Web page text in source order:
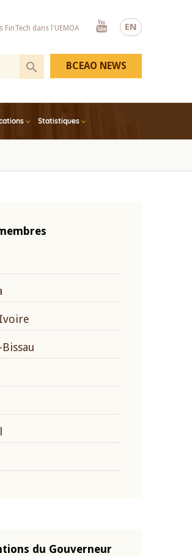
EN
FinTech dans l'UEMOA
Youtube
Statistiques
BCEAO NEWS
du Gouverneur